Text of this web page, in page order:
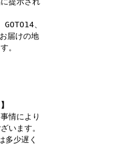
、
届けの地
。
情により
います。
多少遅く